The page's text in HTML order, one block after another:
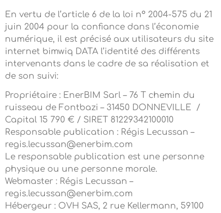
En vertu de l’article 6 de la loi n° 2004-575 du 21
juin 2004 pour la confiance dans l’économie
numérique, il est précisé aux utilisateurs du site
internet bimwiq DATA l’identité des différents
intervenants dans le cadre de sa réalisation et
de son suivi:
Propriétaire : EnerBIM Sarl – 76 T chemin du
ruisseau de Fontbazi – 31450 DONNEVILLE /
Capital 15 790 € / SIRET 81229342100010
Responsable publication : Régis Lecussan –
regis.lecussan@enerbim.com
Le responsable publication est une personne
physique ou une personne morale.
Webmaster : Régis Lecussan –
regis.lecussan@enerbim.com
Hébergeur : OVH SAS, 2 rue Kellermann, 59100